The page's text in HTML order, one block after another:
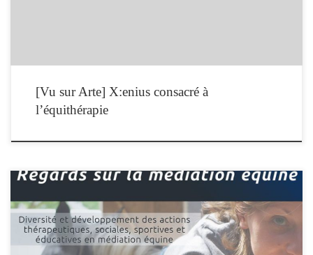
[Vu sur Arte] X:enius consacré à
l’équithérapie
L’IFEq organise son 2ème colloque national : Regards sur la médiation équine qui